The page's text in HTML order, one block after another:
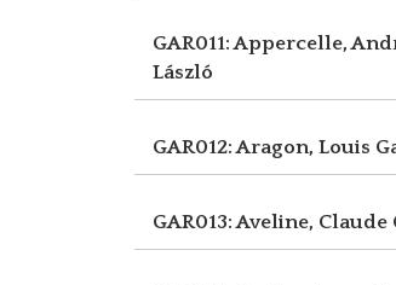
GAR011: Appercelle,
László
GAR012: Aragon, Louis
GAR013: Aveline, Claude